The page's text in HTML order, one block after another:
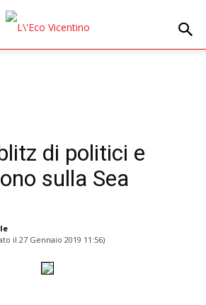
di politici e
sulla Sea
il 27 Gennaio 2019 11:56)